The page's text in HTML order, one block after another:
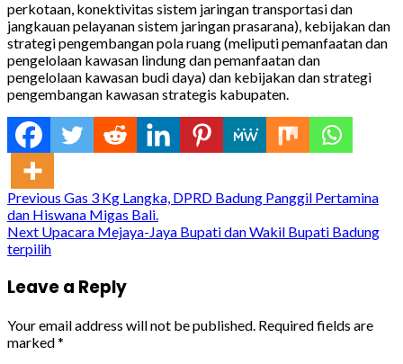
perkotaan, konektivitas sistem jaringan transportasi dan
jangkauan pelayanan sistem jaringan prasarana), kebijakan dan
strategi pengembangan pola ruang (meliputi pemanfaatan dan
pengelolaan kawasan lindung dan pemanfaatan dan
pengelolaan kawasan budi daya) dan kebijakan dan strategi
pengembangan kawasan strategis kabupaten.
Continue
Reading
Previous Gas 3 Kg Langka, DPRD Badung Panggil Pertamina
dan Hiswana Migas Bali.
Next Upacara Mejaya-Jaya Bupati dan Wakil Bupati Badung
terpilih
Leave a Reply
Your email address will not be published. Required fields are
marked*